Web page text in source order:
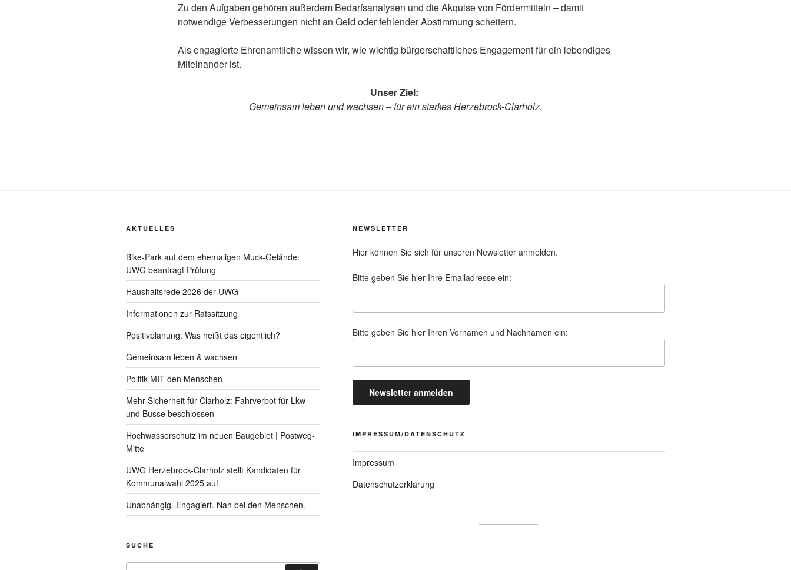
Zu den Aufgaben gehören außerdem Bedarfsanalysen und die Akquise von Fördermitteln – damit
notwendige Verbesserungen nicht an Geld oder fehlender Abstimmung scheitern.
Als engagierte Ehrenamtliche wissen wir, wie wichtig bürgerschaftliches Engagement für ein lebendiges
Miteinander ist.
Unser Ziel:
Gemeinsam leben und wachsen – für ein starkes Herzebrock-Clarholz.
AKTUELLES
Bike-Park auf dem ehemaligen Muck-Gelände:
UWG beantragt Prüfung
Haushaltsrede 2026 der UWG
Informationen zur Ratssitzung
Positivplanung: Was heißt das eigentlich?
Gemeinsam leben & wachsen
Politik MIT den Menschen
Mehr Sicherheit für Clarholz: Fahrverbot für Lkw
und Busse beschlossen
Hochwasserschutz im neuen Baugebiet | Postweg-
Mitte
UWG Herzebrock-Clarholz stellt Kandidaten für
Kommunalwahl 2025 auf
Unabhängig. Engagiert. Nah bei den Menschen.
SUCHE
NEWSLETTER
Hier können Sie sich für unseren Newsletter anmelden.
Bitte geben Sie hier Ihre Emailadresse ein:
Bitte geben Sie hier Ihren Vornamen und Nachnamen ein:
IMPRESSUM/DATENSCHUTZ
Impressum
Datenschutzerklärung